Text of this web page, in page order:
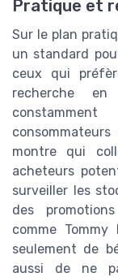
Pratique et
Sur le plan
un standard
ceux qui
recherche
montre qui
acheteurs
surveiller les
des
comme
seulement de
aussi de ne